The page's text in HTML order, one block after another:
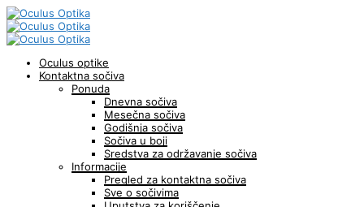
Oculus optike
Kontaktna sočiva
Ponuda
Dnevna sočiva
Mesečna sočiva
Godišnja sočiva
Sočiva u boji
Sredstva za održavanje sočiva
Informacije
Pregled za kontaktna sočiva
Sve o sočivima